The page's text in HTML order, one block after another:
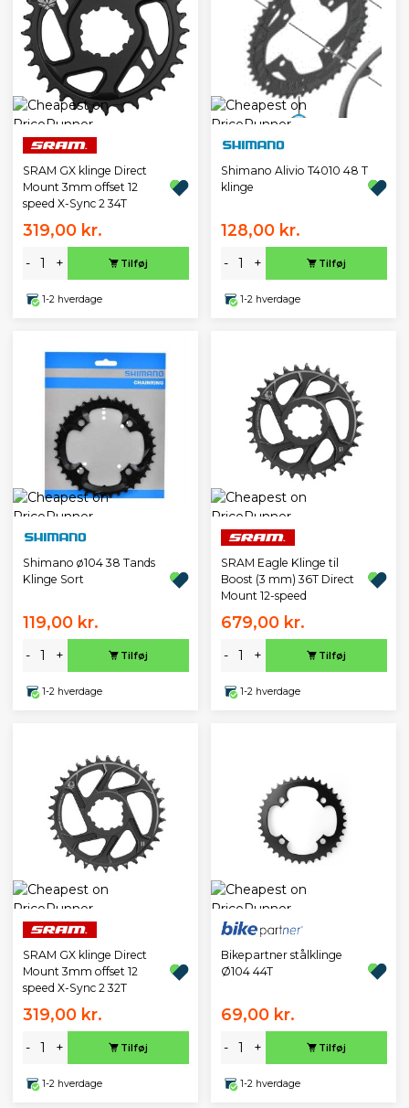
SRAM GX klinge Direct
Mount 3mm offset 12
speed X-Sync 2 34T
319,00 kr.
- + Tilføj
1-2 hverdage
Shimano Alivio T4010 48 T
klinge
128,00 kr.
- + Tilføj
1-2 hverdage
Shimano ø104 38 Tands
Klinge Sort
119,00 kr.
- + Tilføj
1-2 hverdage
SRAM Eagle Klinge til
Boost (3 mm) 36T Direct
Mount 12-speed
679,00 kr.
- + Tilføj
1-2 hverdage
SRAM GX klinge Direct
Mount 3mm offset 12
speed X-Sync 2 32T
319,00 kr.
- + Tilføj
1-2 hverdage
Bikepartner stålklinge
Ø104 44T
69,00 kr.
- + Tilføj
1-2 hverdage